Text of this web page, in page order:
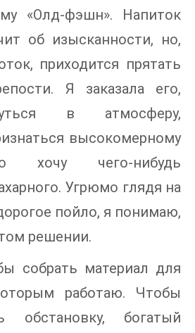
«Олд-фэшн». Напиток
об изысканности, но,
приходится прятать
Я заказала его,
в атмосферу,
высокомерному
хочу чего-нибудь
Угрюмо глядя на
пойло, я понимаю,
решении.
собрать материал для
работаю. Чтобы
обстановку, богатый